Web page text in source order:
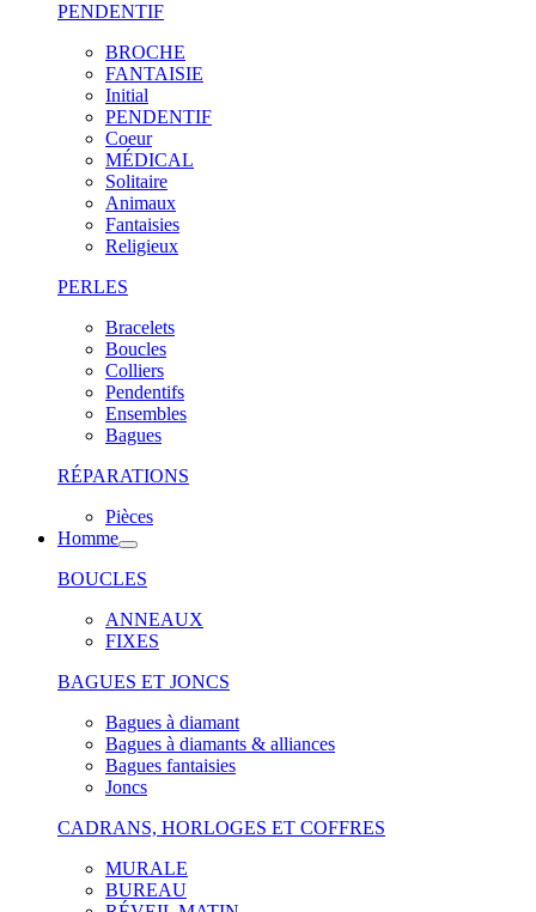
PENDENTIF
BROCHE
FANTAISIE
Initial
PENDENTIF
Coeur
MÉDICAL
Solitaire
Animaux
Fantaisies
Religieux
PERLES
Bracelets
Boucles
Colliers
Pendentifs
Ensembles
Bagues
RÉPARATIONS
Pièces
Homme
BOUCLES
ANNEAUX
FIXES
BAGUES ET JONCS
Bagues à diamant
Bagues à diamants & alliances
Bagues fantaisies
Joncs
CADRANS, HORLOGES ET COFFRES
MURALE
BUREAU